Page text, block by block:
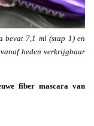
bevat 7,1 ml (stap 1) en
heden verkrijgbaar
fiber mascara van